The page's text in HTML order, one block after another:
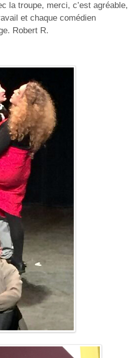
la troupe, merci, c’est agréable,
et chaque comédien
Robert R.